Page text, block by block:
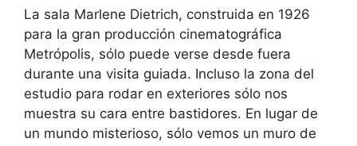
La sala Marlene Dietrich, construida en 1926
para la gran producción cinematográfica
Metrópolis, sólo puede verse desde fuera
durante una visita guiada. Incluso la zona del
estudio para rodar en exteriores sólo nos
muestra su cara entre bastidores. En lugar de
un mundo misterioso, sólo vemos un muro de